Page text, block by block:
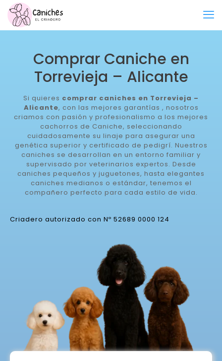
Comprar Caniche en
Torrevieja – Alicante
Si quieres comprar caniches en Torrevieja –
Alicante, con las mejores garantías , nosotros
criamos con pasión y profesionalismo a los mejores
cachorros de Caniche, seleccionando
cuidadosamente su linaje para asegurar una
genética superior y certificado de pedigrí. Nuestros
caniches se desarrollan en un entorno familiar y
supervisado por veterinarios expertos. Desde
caniches pequeños y juguetones, hasta elegantes
caniches medianos o estándar, tenemos el
compañero perfecto para cada estilo de vida.
Criadero autorizado con Nº 52689 0000 124